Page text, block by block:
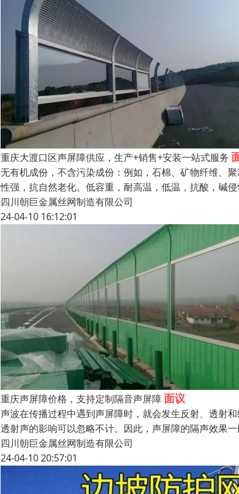
重庆大渡口区声屏障供应，生产+销售+安装一站式服务
无有机成份，不含污染成份：例如，石棉、矿物纤维、
性强，抗自然老化。低容重，耐高温，低温，抗酸，碱
四川朝巨金属丝网制造有限公司
24-04-10 16:12:01
重庆声屏障价格，支持定制隔音声屏障面议
声波在传播过程中遇到声屏障时，就会发生反射、透射
透射声的影响可以忽略不计。因此，声屏障的隔声效果
四川朝巨金属丝网制造有限公司
24-04-10 20:57:01